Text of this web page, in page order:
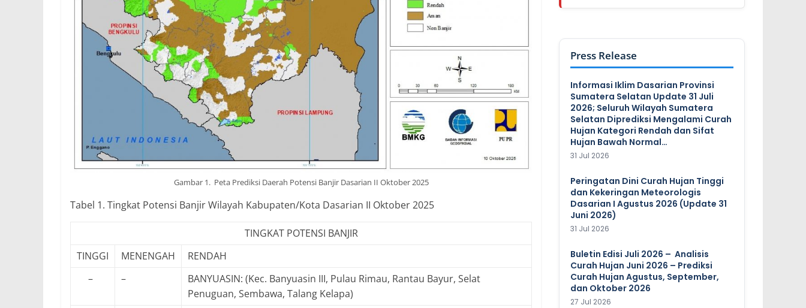
Gambar 1. Peta Prediksi Daerah Potensi Banjir Dasarian II Oktober 2025
Tabel 1. Tingkat Potensi Banjir Wilayah Kabupaten/Kota Dasarian II Oktober 2025
TINGKAT POTENSI BANJIR
TINGGI
MENENGAH
RENDAH
–
–
BANYUASIN: (Kec. Banyuasin III, Pulau Rimau, Rantau Bayur, Selat
Penuguan, Sembawa, Talang Kelapa)
Press Release
Informasi Iklim Dasarian Provinsi
Sumatera Selatan Update 31 Juli
2026; Seluruh Wilayah Sumatera
Selatan Diprediksi Mengalami Curah
Hujan Kategori Rendah dan Sifat
Hujan Bawah Normal…
31 Jul 2026
Peringatan Dini Curah Hujan Tinggi
dan Kekeringan Meteorologis
Dasarian I Agustus 2026 (Update 31
Juni 2026)
31 Jul 2026
Buletin Edisi Juli 2026 – Analisis
Curah Hujan Juni 2026 – Prediksi
Curah Hujan Agustus, September,
dan Oktober 2026
27 Jul 2026